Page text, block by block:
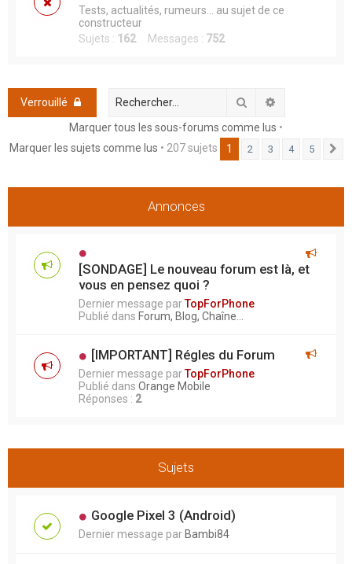
Tests, actualités, rumeurs... au sujet de ce
constructeur
Sujets : 162Messages : 752
Verrouillé Rechercher
Marquer tous les sous-forums comme lus •
Marquer les sujets comme lus • 207 sujets 1 2 3 4 5
Annonces
[SONDAGE] Le nouveau forum est là, et
vous en pensez quoi ?
Dernier message parTopForPhone
Publié dans Forum, Blog, Chaîne...
[IMPORTANT] Régles du Forum
Dernier message parTopForPhone
Publié dans Orange Mobile
Réponses : 2
Sujets
Google Pixel 3 (Android)
Dernier message parBambi84